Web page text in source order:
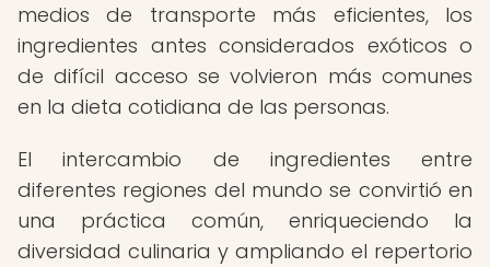
medios de transporte más eficientes, los
ingredientes antes considerados exóticos o
de difícil acceso se volvieron más comunes
en la dieta cotidiana de las personas.
El intercambio de ingredientes entre
diferentes regiones del mundo se convirtió en
una práctica común, enriqueciendo la
diversidad culinaria y ampliando el repertorio